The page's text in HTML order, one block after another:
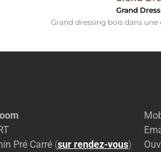
Grand
Grand dressing bois dans
Pré Carré (sur rendez-vous)